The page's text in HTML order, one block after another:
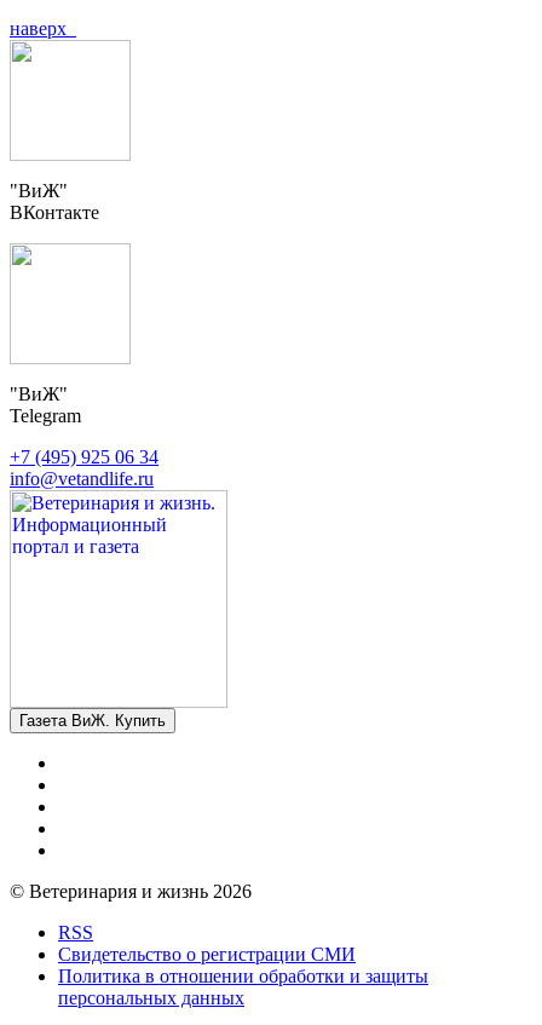
наверх
"ВиЖ"
ВКонтакте
"ВиЖ"
Telegram
+7 (495) 925 06 34
info@vetandlife.ru
Газета ВиЖ. Купить
© Ветеринария и жизнь 2026
RSS
Свидетельство о регистрации СМИ
Политика в отношении обработки и защиты
персональных данных